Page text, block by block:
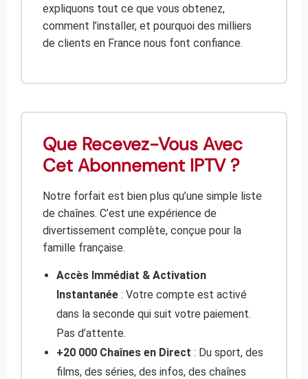
expliquons tout ce que vous obtenez,
comment l’installer, et pourquoi des milliers
de clients en France nous font confiance.
Que Recevez-Vous Avec
Cet Abonnement IPTV ?
Notre forfait est bien plus qu’une simple liste
de chaînes. C’est une expérience de
divertissement complète, conçue pour la
famille française.
Accès Immédiat & Activation
Instantanée : Votre compte est activé
dans la seconde qui suit votre paiement.
Pas d’attente.
+20 000 Chaînes en Direct : Du sport, des
films, des séries, des infos, des chaînes